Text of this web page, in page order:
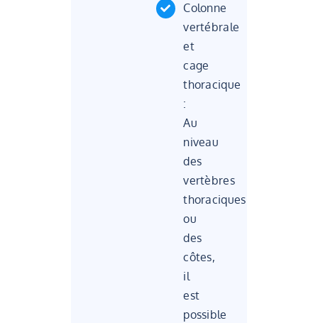
Colonne
vertébrale
et
cage
thoracique
:
Au
niveau
des
vertèbres
thoraciques
ou
des
côtes,
il
est
possible